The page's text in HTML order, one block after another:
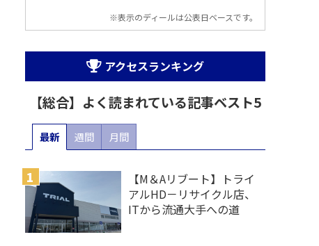
※表示のディールは公表日ベースです。
アクセスランキング
【総合】よく読まれている記事ベスト5
最新 週間 月間
【M＆Aリブート】トライ
アルHD－リサイクル店、
ITから流通大手への道